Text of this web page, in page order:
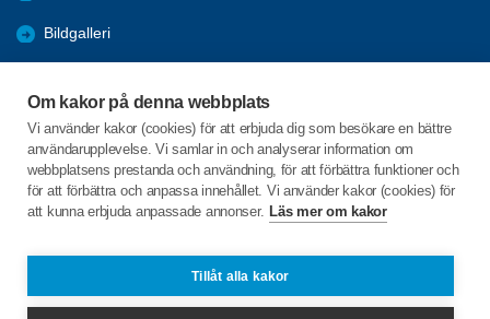
Om kakor på denna webbplats
Vi använder kakor (cookies) för att erbjuda dig som besökare en bättre
användarupplevelse. Vi samlar in och analyserar information om
webbplatsens prestanda och användning, för att förbättra funktioner och
för att förbättra och anpassa innehållet. Vi använder kakor (cookies) för
att kunna erbjuda anpassade annonser. Läs mer om kakor
Tillåt alla kakor
Bildgalleri
Engagera DIG i vår förening
C/o:Lennart Lööw